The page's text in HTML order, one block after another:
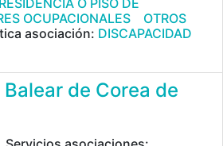
RESIDENCIA O PISO DE
OCUPACIONALES
OTROS
asociación: DISCAPACIDAD
de Corea de